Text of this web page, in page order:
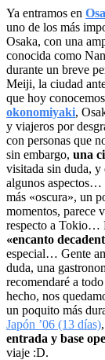
Ya entramos en
uno de los más
Osaka, con una
conocida como
durante un breve
Meiji, la ciudad
que hoy
okonomiyaki,
y viajeros por
con personas que
sin embargo, una
visitada sin duda, y
algunos aspectos…
más «oscura», un
momentos, parece
respecto a Tokio…
«encanto
especial… Gente
duda, una
recomendaré a
hecho, nos
un poquito más
Japón ’06 (13 días)
entrada y base
viaje :D.